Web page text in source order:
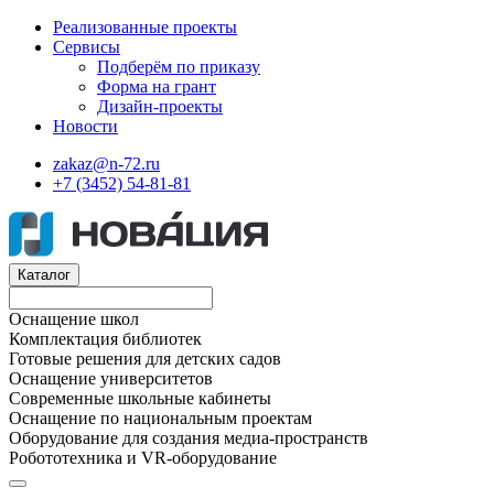
Реализованные проекты
Сервисы
Подберём по приказу
Форма на грант
Дизайн-проекты
Новости
zakaz@n-72.ru
+7 (3452) 54-81-81
Каталог
Оснащение школ
Комплектация библиотек
Готовые решения для детских садов
Оснащение университетов
Современные школьные кабинеты
Оснащение по национальным проектам
Оборудование для создания медиа-пространств
Робототехника и VR-оборудование